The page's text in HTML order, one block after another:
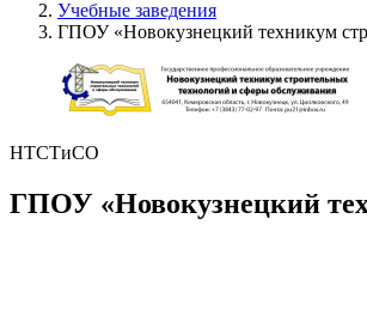
Учебные заведения
ГПОУ «Новокузнецкий техникум
НТСТиСО
ГПОУ «Новокузнецкий